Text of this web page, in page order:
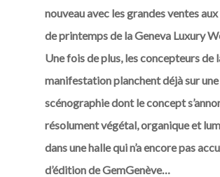
nouveau avec les grandes ventes
de printemps de la Geneva Luxury
Une fois de plus, les concepteurs de
manifestation planchent déjà sur
scénographie dont le concept
résolument végétal, organique et
dans une halle qui n’a encore pas
d’édition de GemGenève…